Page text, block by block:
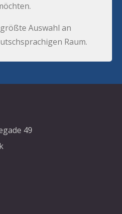
Auswahl an
Raum.
49